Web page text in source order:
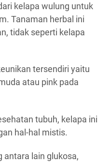
kelapa wulung untuk
Tanaman herbal ini
tidak seperti kelapa
tersendiri yaitu
atau pink pada
tubuh, kelapa ini
hal-hal mistis.
antara lain glukosa,